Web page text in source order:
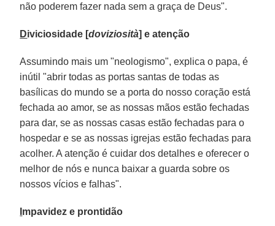
não poderem fazer nada sem a graça de Deus".
Diviciosidade [doviziosità] e atenção
Assumindo mais um "neologismo", explica o papa, é
inútil "abrir todas as portas santas de todas as
basílicas do mundo se a porta do nosso coração está
fechada ao amor, se as nossas mãos estão fechadas
para dar, se as nossas casas estão fechadas para o
hospedar e se as nossas igrejas estão fechadas para
acolher. A atenção é cuidar dos detalhes e oferecer o
melhor de nós e nunca baixar a guarda sobre os
nossos vícios e falhas".
mpavidez e prontidão